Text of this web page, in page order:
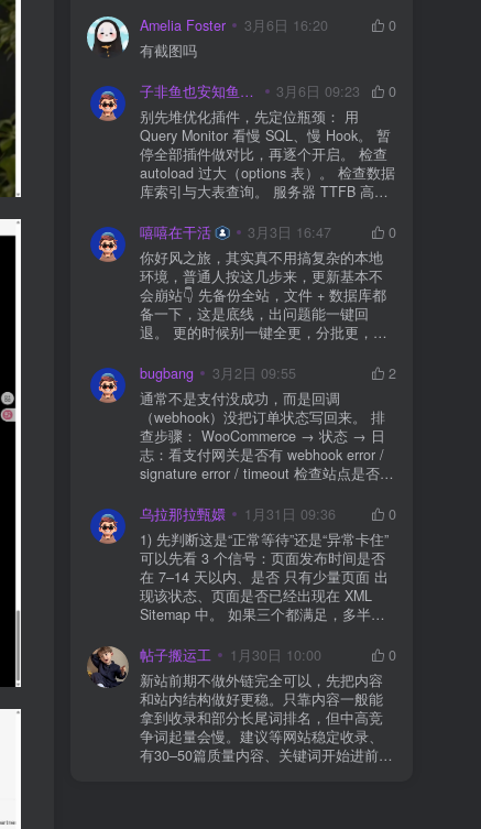
Amelia Foster
3月6日 16:20
0
有截图吗
子非鱼也安知鱼之乐 3月6日 09:23
0
别先堆优化插件，先定位瓶颈： 用
Query Monitor 看慢 SQL、慢 Hook。 暂
停全部插件做对比，再逐个开启。 检查
autoload 过大（options 表）。 检查数据
库索引与大表查询。 服务器 TTFB 高就
嘻嘻在干活
3月3日 16:47
0
你好风之旅，其实真不用搞复杂的本地
环境，普通人按这几步来，更新基本不
会崩站👇 先备份全站，文件 + 数据库都
备一下，这是底线，出问题能一键回
退。 更的时候别一键全更，分批更，先
立刻清缓存，去前台检查首页、文章
页、按钮、表单这些关键位置。 最好再
装个支持版本回滚的插件，万一崩了，
一秒切回旧版。 总结来说：先备份、分
批更、更完查、留退路，稳得很✅😎希望
能帮到你
bugbang 3月2日 09:55
2
通常不是支付没成功，而是回调
（webhook）没把订单状态写回来。 排
查步骤： WooCommerce → 状态 → 日
志：看支付网关是否有 webhook error /
signature error / timeout 检查站点是否被
全插件） 检查是否启用了“缓存结账页/接
口路径”（结账页和回调接口不应缓存）
看服务器错误日志是否有 500/致命错误
导致回调执行中断 解决方案： 放行 wp-
json、wc-api、支付网关回调 URL（按网
关文档配置） 关闭结账页的缓存与 JS
合并压缩测试一次 若使用 Cloudflare：
则
乌拉那拉甄嬛 1月31日 09:36
0
1) 先判断这是“正常等待”还是“异常卡住”
可以先看 3 个信号：页面发布时间是否
在 7–14 天以内、是否 只有少量页面 出
现该状态、页面是否已经出现在 XML
Sitemap 中。 如果三个都满足，多半属
手。 2) 什么情况下“等”是没用的？ 以下
情况基本不会靠时间自动解决：页面几
乎没有内链（孤立页）、内容与站内已
有页面高度相似、canonical 指向了别的
URL、同一主题短时间发布太多相似文
章。 这种情况下，Google 已经抓取，但
判断“当前不值得进入索引”。 3) 最有效
帖子搬运工 1月30日 10:00
0
新站前期不做外链完全可以，先把内容
和站内结构做好更稳。只靠内容一般能
拿到收录和部分长尾词排名，但中高竞
争词起量会慢。建议等网站稳定收录、
有30–50篇质量内容、关键词开始进前